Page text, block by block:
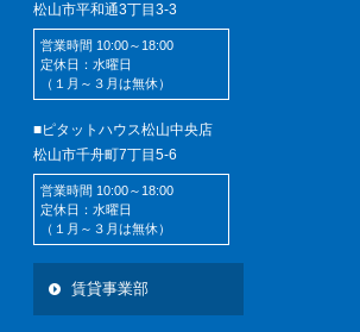
松山市平和通3丁目3-3
営業時間 10:00～18:00
定休日：水曜日
（１月～３月は無休）
■ピタットハウス松山中央店
松山市千舟町7丁目5-6
営業時間 10:00～18:00
定休日：水曜日
（１月～３月は無休）
賃貸事業部